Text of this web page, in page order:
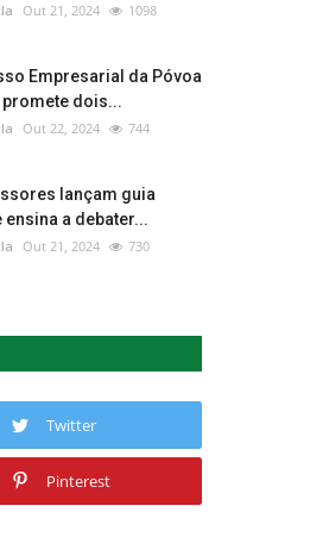
Out 21, 2024 1098
Empresarial da Póvoa
dois...
Out 22, 2024 744
lançam guia
ensina a debater...
Out 21, 2024 730
Twitter
Pinterest